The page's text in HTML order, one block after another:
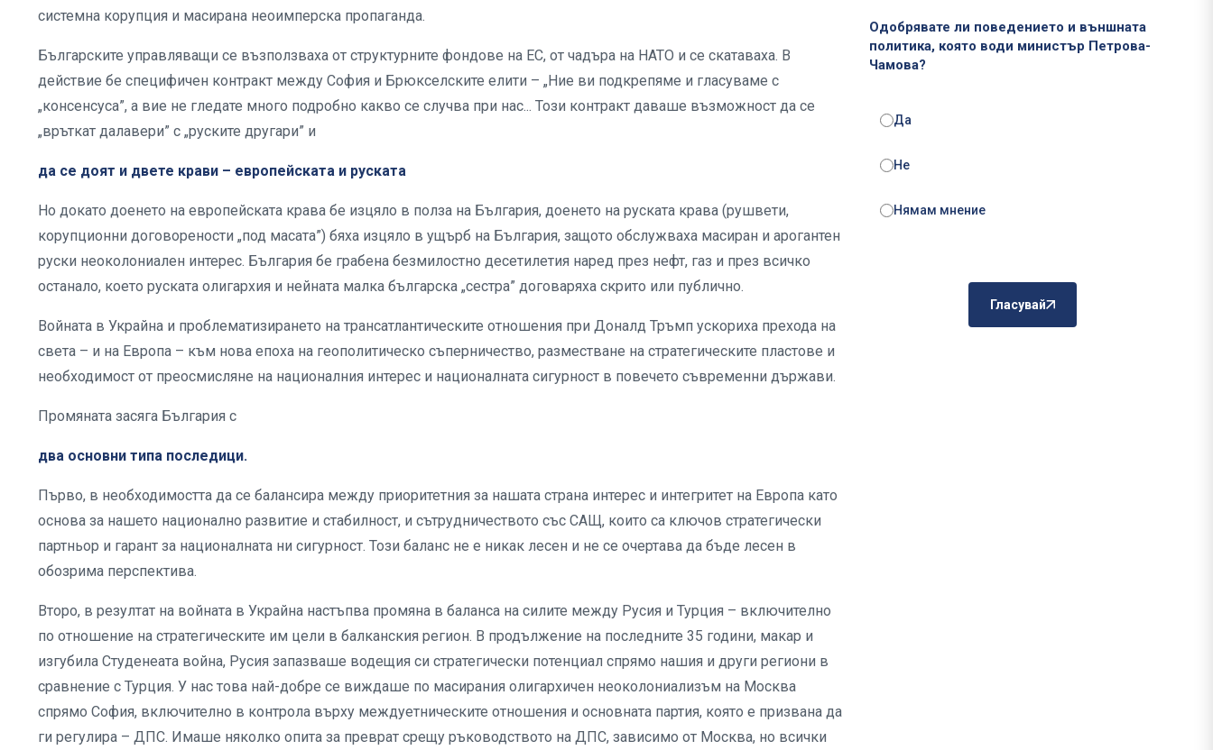
системна корупция и масирана неоимперска пропаганда.
Българските управляващи се възползваха от структурните фондове на ЕС, от чадъра на НАТО и се скатаваха. В
действие бе специфичен контракт между София и Брюкселските елити – „Ние ви подкрепяме и гласуваме с
„консенсуса”, а вие не гледате много подробно какво се случва при нас... Този контракт даваше възможност да се
„връткат далавери” с „руските другари” и
да се доят и двете крави – европейската и руската
Но докато доенето на европейската крава бе изцяло в полза на България, доенето на руската крава (рушвети,
корупционни договорености „под масата”) бяха изцяло в ущърб на България, защото обслужваха масиран и арогантен
руски неоколониален интерес. България бе грабена безмилостно десетилетия наред през нефт, газ и през всичко
останало, което руската олигархия и нейната малка българска „сестра” договаряха скрито или публично.
Войната в Украйна и проблематизирането на трансатлантическите отношения при Доналд Тръмп ускориха прехода на
света – и на Европа – към нова епоха на геополитическо съперничество, разместване на стратегическите пластове и
необходимост от преосмисляне на националния интерес и националната сигурност в повечето съвременни държави.
Промяната засяга България с
два основни типа последици.
Първо, в необходимостта да се балансира между приоритетния за нашата страна интерес и интегритет на Европа като
основа за нашето национално развитие и стабилност, и сътрудничеството със САЩ, които са ключов стратегически
партньор и гарант за националната ни сигурност. Този баланс не е никак лесен и не се очертава да бъде лесен в
обозрима перспектива.
Второ, в резултат на войната в Украйна настъпва промяна в баланса на силите между Русия и Турция – включително
по отношение на стратегическите им цели в балканския регион. В продължение на последните 35 години, макар и
изгубила Студенеата война, Русия запазваше водещия си стратегически потенциал спрямо нашия и други региони в
сравнение с Турция. У нас това най-добре се виждаше по масирания олигархичен неоколониализъм на Москва
спрямо София, включително в контрола върху междуетническите отношения и основната партия, която е призвана да
ги регулира – ДПС. Имаше няколко опита за преврат срещу ръководството на ДПС, зависимо от Москва, но всички
Одобрявате ли поведението и външната
политика, която води министър Петрова-
Чамова?
Да
Не
Нямам мнение
Гласувай